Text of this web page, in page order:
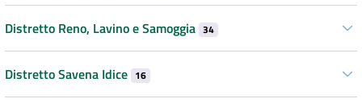
Distretto Reno, Lavino e Samoggia 34
Distretto Savena Idice 16